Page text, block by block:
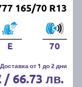
165/70 R13
E 70
Доставка от 1 до 2 дни
/ 66.73 лв.